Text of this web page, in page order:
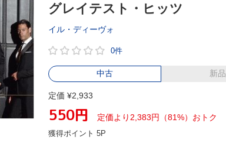
グレイテスト・ヒッツ
イル・ディーヴォ
0件
中古 新品
定価 ¥2,933
550円 定価より2,383円（81%）おトク
獲得ポイント 5P